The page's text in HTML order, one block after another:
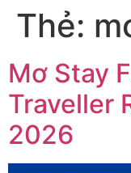
Thẻ:
Mơ Stay
Traveller
2026